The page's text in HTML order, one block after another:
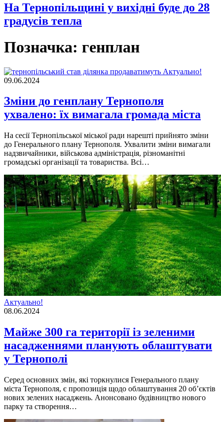
На Тернопільщині у вихідні буде до 28
градусів тепла
Позначка: генплан
Актуально!
09.06.2024
Зміни до генплану Тернополя
ухвалено: їх вимагала громада міста
На сесії Тернопільської міської ради нарешті прийнято зміни
до Генерального плану Тернополя. Ухвалити зміни вимагали
надзвичайники, військова адміністрація, різноманітні
громадські організації та товариства. Всі…
Актуально!
08.06.2024
Майже 300 га території із зеленими
насадженнями планують облаштувати
у Тернополі
Серед основних змін, які торкнулися Генерального плану
міста Тернополя, є пропозиція щодо облаштування 20 об’єктів
нових зелених насаджень. Анонсовано будівництво нового
парку та створення…